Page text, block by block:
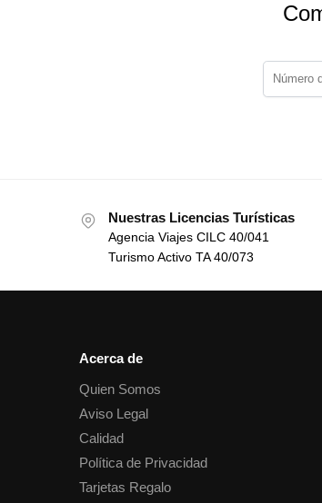
Nuestras Licencias Turísticas
Agencia Viajes CILC 40/041
Turismo Activo TA 40/073
Acerca de
Quien Somos
Aviso Legal
Calidad
Política de Privacidad
Tarjetas Regalo